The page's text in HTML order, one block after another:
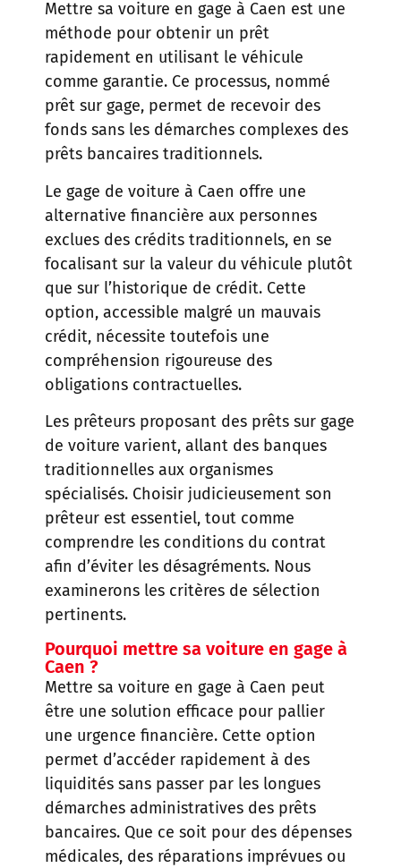
Mettre sa voiture en gage à Caen est une
méthode pour obtenir un prêt
rapidement en utilisant le véhicule
comme garantie. Ce processus, nommé
prêt sur gage, permet de recevoir des
fonds sans les démarches complexes des
prêts bancaires traditionnels.
Le gage de voiture à Caen offre une
alternative financière aux personnes
exclues des crédits traditionnels, en se
focalisant sur la valeur du véhicule plutôt
que sur l’historique de crédit. Cette
option, accessible malgré un mauvais
crédit, nécessite toutefois une
compréhension rigoureuse des
obligations contractuelles.
Les prêteurs proposant des prêts sur gage
de voiture varient, allant des banques
traditionnelles aux organismes
spécialisés. Choisir judicieusement son
prêteur est essentiel, tout comme
comprendre les conditions du contrat
afin d’éviter les désagréments. Nous
examinerons les critères de sélection
pertinents.
Pourquoi mettre sa voiture en gage à
Caen ?
Mettre sa voiture en gage à Caen peut
être une solution efficace pour pallier
une urgence financière. Cette option
permet d’accéder rapidement à des
liquidités sans passer par les longues
démarches administratives des prêts
bancaires. Que ce soit pour des dépenses
médicales, des réparations imprévues ou